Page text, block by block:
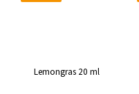
Lemongras 20 ml